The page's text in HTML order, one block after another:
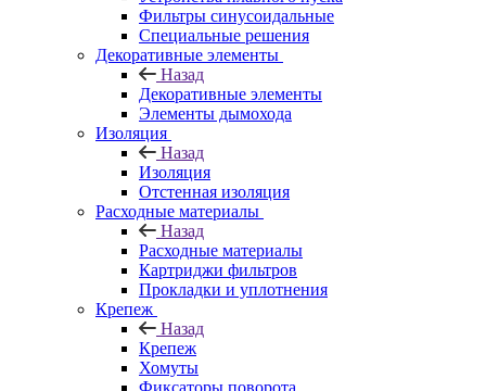
Фильтры синусоидальные
Специальные решения
Декоративные элементы
Назад
Декоративные элементы
Элементы дымохода
Изоляция
Назад
Изоляция
Отстенная изоляция
Расходные материалы
Назад
Расходные материалы
Картриджи фильтров
Прокладки и уплотнения
Крепеж
Назад
Крепеж
Хомуты
Фиксаторы поворота